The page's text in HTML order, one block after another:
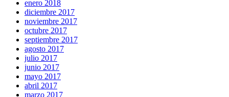
enero 2018
diciembre 2017
noviembre 2017
octubre 2017
septiembre 2017
agosto 2017
julio 2017
junio 2017
mayo 2017
abril 2017
marzo 2017